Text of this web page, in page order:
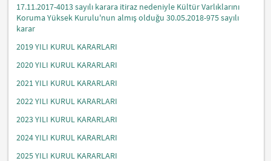
17.11.2017-4013 sayılı karara itiraz nedeniyle Kültür Varlıklarını
Koruma Yüksek Kurulu'nun almış olduğu 30.05.2018-975 sayılı
karar
2019 YILI KURUL KARARLARI
2020 YILI KURUL KARARLARI
2021 YILI KURUL KARARLARI
2022 YILI KURUL KARARLARI
2023 YILI KURUL KARARLARI
2024 YILI KURUL KARARLARI
2025 YILI KURUL KARARLARI